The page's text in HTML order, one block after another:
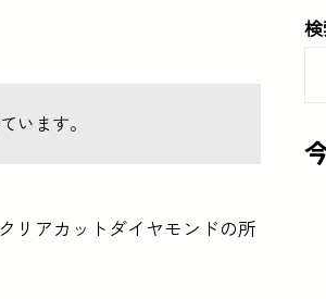
います。
リアカットダイヤモンドの所